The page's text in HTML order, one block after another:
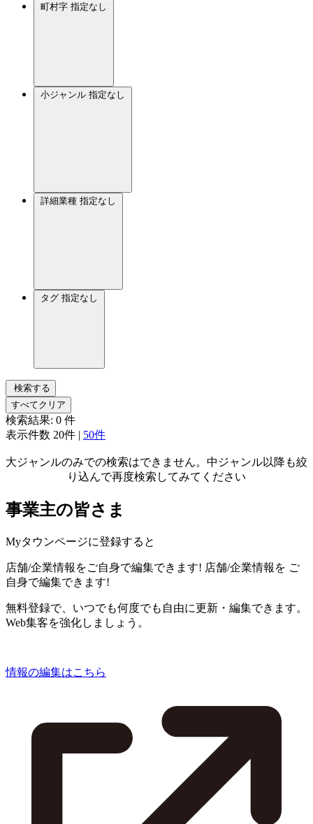
町村字 指定なし
小ジャンル 指定なし
詳細業種 指定なし
タグ 指定なし
検索する
すべてクリア
検索結果: 0 件
表示件数 20件 | 50件
大ジャンルのみでの検索はできません。中ジャンル以降も絞
り込んで再度検索してみてください
事業主の皆さま
Myタウンページに登録すると
店舗/企業情報をご自身で編集できます! 店舗/企業情報を ご
自身で編集できます!
無料登録で、いつでも何度でも自由に更新・編集できます。
Web集客を強化しましょう。
情報の編集はこちら